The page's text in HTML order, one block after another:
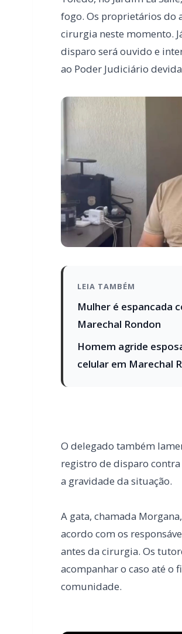
LEIA TAMBÉM
Mulher é espancada
Marechal Rondon
celular em Marechal
O delegado também
registro de disparo contra
acordo com os
antes da cirurgia. Os
acompanhar o caso até o